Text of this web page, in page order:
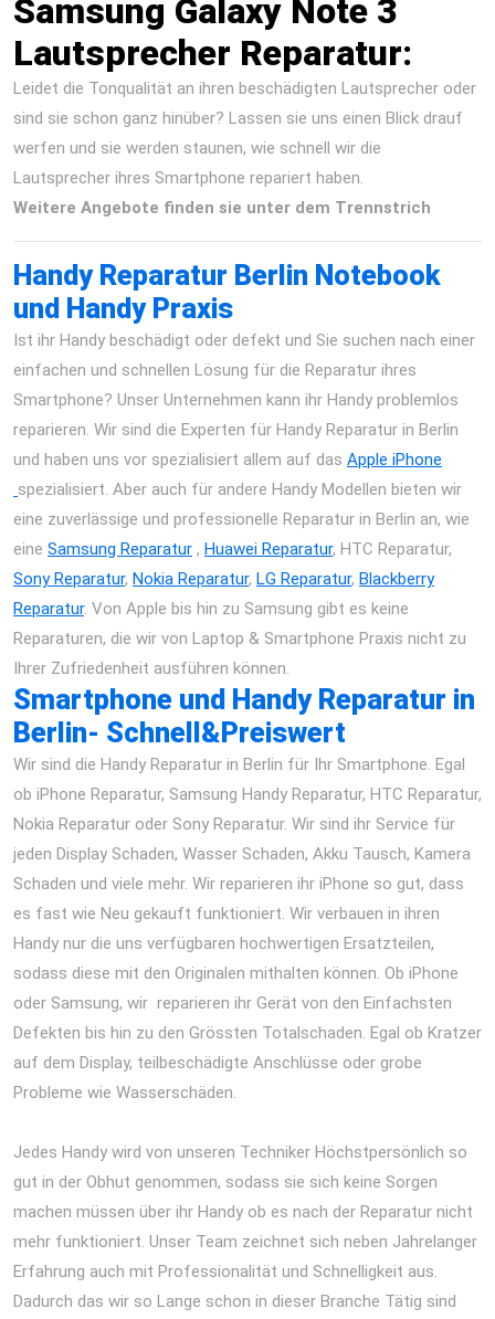
Samsung Galaxy Note 3
Lautsprecher Reparatur:
Leidet die Tonqualität an ihren beschädigten Lautsprecher oder
sind sie schon ganz hinüber? Lassen sie uns einen Blick drauf
werfen und sie werden staunen, wie schnell wir die
Lautsprecher ihres Smartphone repariert haben.
Weitere Angebote finden sie unter dem Trennstrich
Handy Reparatur Berlin Notebook
und Handy Praxis
Ist ihr Handy beschädigt oder defekt und Sie suchen nach einer
einfachen und schnellen Lösung für die Reparatur ihres
Smartphone? Unser Unternehmen kann ihr Handy problemlos
reparieren. Wir sind die Experten für Handy Reparatur in Berlin
und haben uns vor spezialisiert allem auf das Apple iPhone
spezialisiert. Aber auch für andere Handy Modellen bieten wir
eine zuverlässige und professionelle Reparatur in Berlin an, wie
eine Samsung Reparatur , Huawei Reparatur, HTC Reparatur,
Sony Reparatur, Nokia Reparatur, LG Reparatur, Blackberry
Reparatur. Von Apple bis hin zu Samsung gibt es keine
Reparaturen, die wir von Laptop & Smartphone Praxis nicht zu
Ihrer Zufriedenheit ausführen können.
Smartphone und Handy Reparatur in
Berlin- Schnell&Preiswert
Wir sind die Handy Reparatur in Berlin für Ihr Smartphone. Egal
ob iPhone Reparatur, Samsung Handy Reparatur, HTC Reparatur,
Nokia Reparatur oder Sony Reparatur. Wir sind ihr Service für
jeden Display Schaden, Wasser Schaden, Akku Tausch, Kamera
Schaden und viele mehr. Wir reparieren ihr iPhone so gut, dass
es fast wie Neu gekauft funktioniert. Wir verbauen in ihren
Handy nur die uns verfügbaren hochwertigen Ersatzteilen,
sodass diese mit den Originalen mithalten können. Ob iPhone
oder Samsung, wir reparieren ihr Gerät von den Einfachsten
Defekten bis hin zu den Grössten Totalschaden. Egal ob Kratzer
auf dem Display, teilbeschädigte Anschlüsse oder grobe
Probleme wie Wasserschäden.
Jedes Handy wird von unseren Techniker Höchstpersönlich so
gut in der Obhut genommen, sodass sie sich keine Sorgen
machen müssen über ihr Handy ob es nach der Reparatur nicht
mehr funktioniert. Unser Team zeichnet sich neben Jahrelanger
Erfahrung auch mit Professionalität und Schnelligkeit aus.
Dadurch das wir so Lange schon in dieser Branche Tätig sind